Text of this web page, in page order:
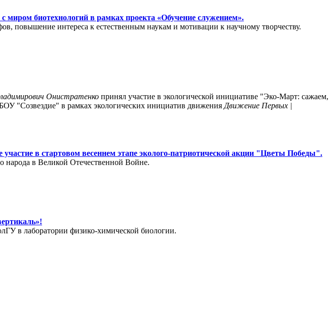
миром биотехнологий в рамках проекта «Обучение служением».
повышение интереса к естественным наукам и мотивации к научному творчеству.
Онистратенко принял участие в экологической инициативе "Эко-Март: сажаем,
"Созвездие" в рамках экологических инициатив движения Движение Первых |
в стартовом весеннем этапе эколого-патриотической акции "Цветы Победы".
в Великой Отечественной Войне.
в лаборатории физико‑химической биологии.